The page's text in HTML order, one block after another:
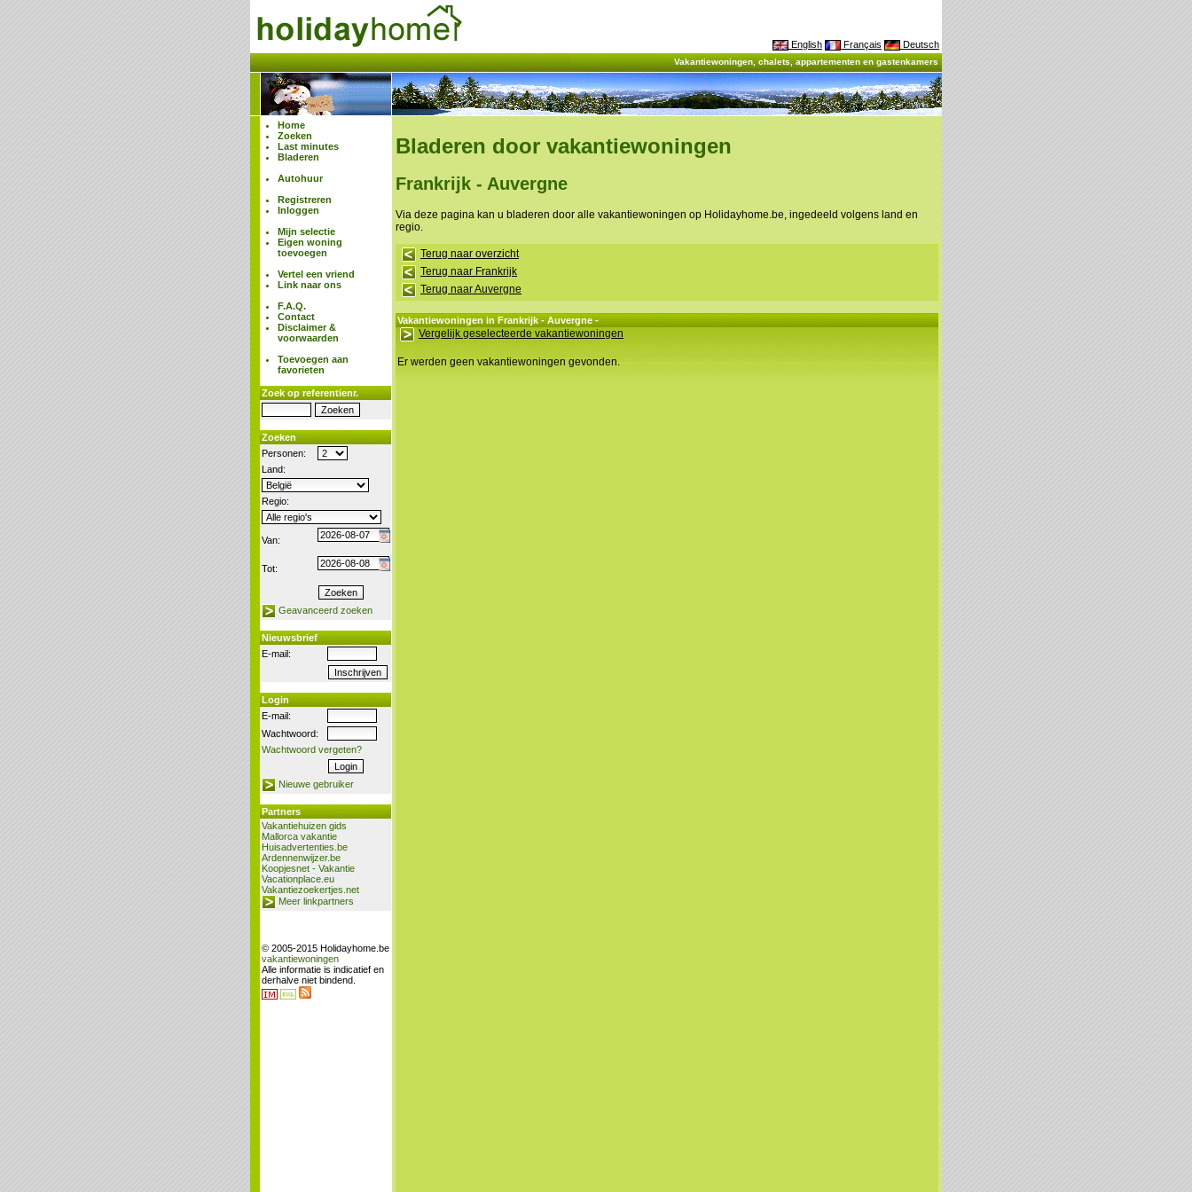
English Français Deutsch
Vakantiewoningen, chalets, appartementen en gastenkamers
Home
Zoeken
Last minutes
Bladeren
Autohuur
Registreren
Inloggen
Mijn selectie
Eigen woning
toevoegen
Vertel een vriend
Link naar ons
F.A.Q.
Contact
Disclaimer &
voorwaarden
Toevoegen aan
favorieten
Zoek op referentienr.
Zoeken
Personen:
Land:
Regio:
Van:
Tot:
Geavanceerd zoeken
Nieuwsbrief
E-mail:
Login
E-mail:
Wachtwoord:
Wachtwoord vergeten?
Nieuwe gebruiker
Partners
Vakantiehuizen gids
Mallorca vakantie
Huisadvertenties.be
Ardennenwijzer.be
Koopjesnet - Vakantie
Vacationplace.eu
Vakantiezoekertjes.net
Meer linkpartners
© 2005-2015 Holidayhome.be
vakantiewoningen
Alle informatie is indicatief en
derhalve niet bindend.
Bladeren door vakantiewoningen
Frankrijk - Auvergne
Via deze pagina kan u bladeren door alle vakantiewoningen op Holidayhome.be, ingedeeld volgens land en
regio.
Terug naar overzicht
Terug naar Frankrijk
Terug naar Auvergne
Vakantiewoningen in Frankrijk - Auvergne -
Vergelijk geselecteerde vakantiewoningen
Er werden geen vakantiewoningen gevonden.